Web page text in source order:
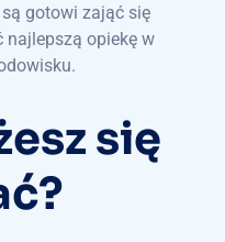
gotowi zająć się
opiekę w
się